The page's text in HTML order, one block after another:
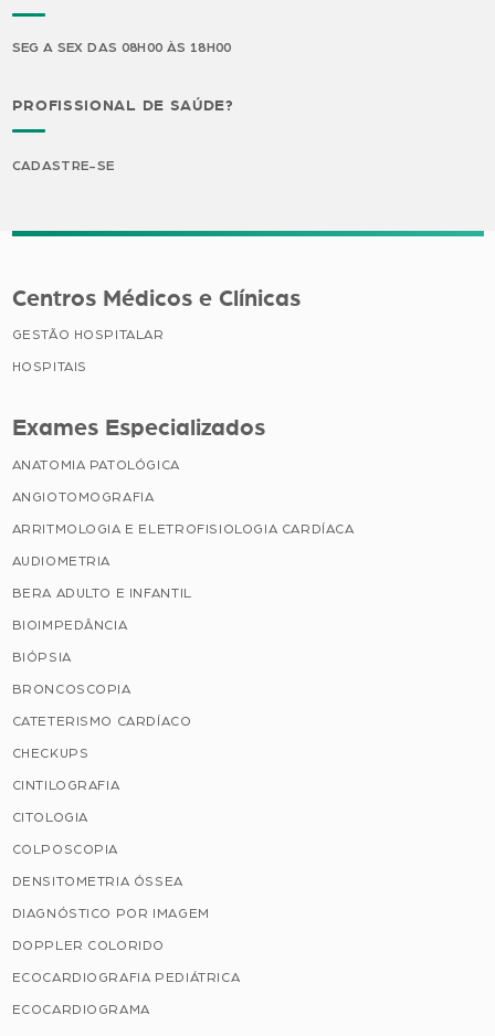
SEG A SEX DAS 08H00 ÀS 18H00
PROFISSIONAL DE SAÚDE?
CADASTRE-SE
Centros Médicos e Clínicas
GESTÃO HOSPITALAR
HOSPITAIS
Exames Especializados
ANATOMIA PATOLÓGICA
ANGIOTOMOGRAFIA
ARRITMOLOGIA E ELETROFISIOLOGIA CARDÍACA
AUDIOMETRIA
BERA ADULTO E INFANTIL
BIOIMPEDÂNCIA
BIÓPSIA
BRONCOSCOPIA
CATETERISMO CARDÍACO
CHECKUPS
CINTILOGRAFIA
CITOLOGIA
COLPOSCOPIA
DENSITOMETRIA ÓSSEA
DIAGNÓSTICO POR IMAGEM
DOPPLER COLORIDO
ECOCARDIOGRAFIA PEDIÁTRICA
ECOCARDIOGRAMA